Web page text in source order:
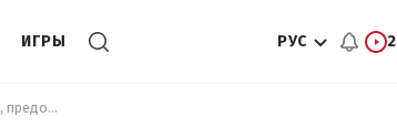
ИГРЫ РУС
Полиция разоблачила деятельность одесского провайдера, предоставлявшего доступ к российскому ТВ